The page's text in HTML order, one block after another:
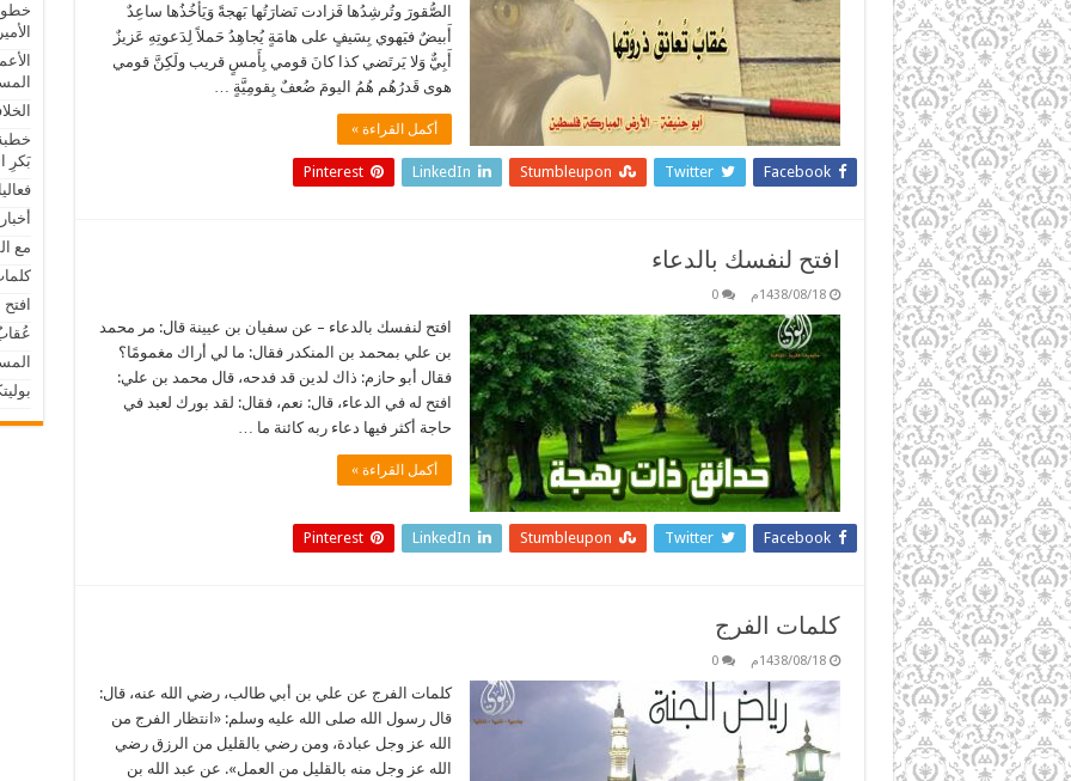
الصُّقورَ وتُرشِدُها فَزادت نَضارَتُها بَهجةً وَيَأخُذُها ساعِدٌ
أَبيضٌ فيَهوي بِسَيفٍ على هامَةٍ يُجاهِدُ حَملاً لِدَعوتِهِ عَزيزٌ
أَبِيٌّ وَلا يَرتَضي كذا كانَ قومي بِأَمسٍ قريب ولَكِنَّ قومي
هوى قَدرُهُم هُمُ اليومَ ضُعفٌ بِقومِيَّةٍ …
أكمل القراءة »
Facebook
Twitter
Stumbleupon
LinkedIn
Pinterest
افتح لنفسك بالدعاء
1438/08/18م 0
افتح لنفسك بالدعاء – عن سفيان بن عيينة قال: مر محمد
بن علي بمحمد بن المنكدر فقال: ما لي أراك مغمومًا؟
فقال أبو حازم: ذاك لدين قد فدحه، قال محمد بن علي:
افتح له في الدعاء، قال: نعم، فقال: لقد بورك لعبد في
حاجة أكثر فيها دعاء ربه كائنة ما …
أكمل القراءة »
Facebook
Twitter
Stumbleupon
LinkedIn
Pinterest
كلمات الفرج
1438/08/18م 0
كلمات الفرج عن علي بن أبي طالب، رضي الله عنه، قال:
قال رسول الله صلى الله عليه وسلم: «انتظار الفرج من
الله عز وجل عبادة، ومن رضي بالقليل من الرزق رضي
الله عز وجل منه بالقليل من العمل». عن عبد الله بن
بَكرِ
مع